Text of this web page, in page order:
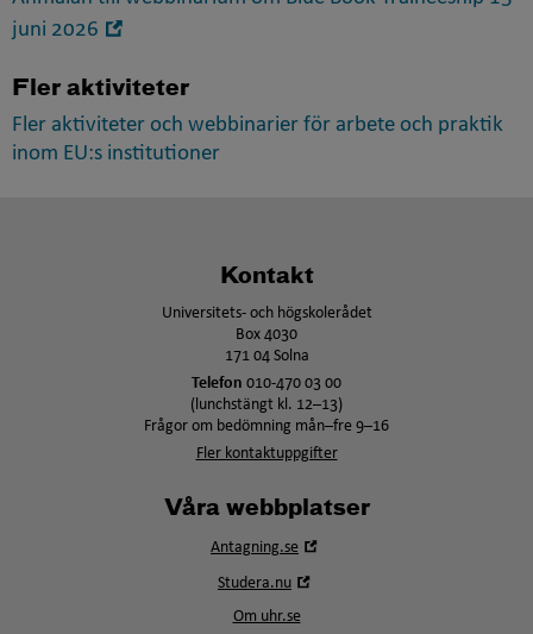
juni 2026
nytt
fönster
Fler aktiviteter
Fler aktiviteter och webbinarier för arbete och praktik
inom EU:s institutioner
Kontakt
Universitets- och högskolerådet
Box 4030
171 04 Solna
Telefon 010-470 03 00
(lunchstängt kl. 12–13)
Frågor om bedömning mån–fre 9–16
Fler kontaktuppgifter
Våra webbplatser
Antagning.se
Studera.nu
Om uhr.se